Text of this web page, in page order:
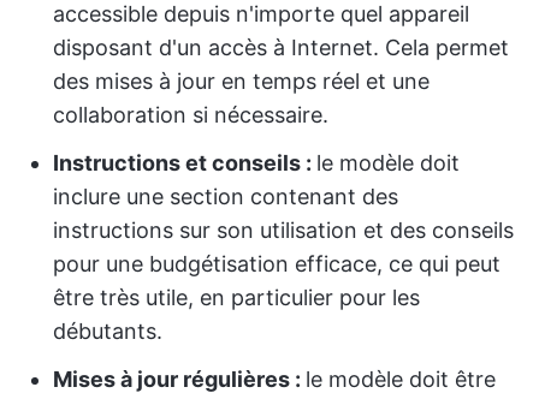
accessible depuis n'importe quel appareil
disposant d'un accès à Internet. Cela permet
des mises à jour en temps réel et une
collaboration si nécessaire.
Instructions et conseils : le modèle doit
inclure une section contenant des
instructions sur son utilisation et des conseils
pour une budgétisation efficace, ce qui peut
être très utile, en particulier pour les
débutants.
Mises à jour régulières : le modèle doit être